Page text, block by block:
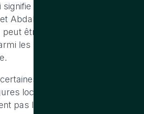
"serviteur de Dieu" (Bou
Abdallah signifie "Dieu" en
être trouvé dans les pays
les personnes de
personnes moins
locales portent ce prénom,
pas largement reconnues à